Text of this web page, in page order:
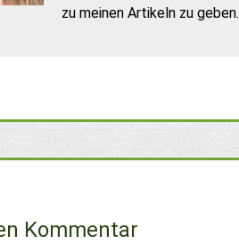
zu meinen Artikeln zu geben.
Kommentar